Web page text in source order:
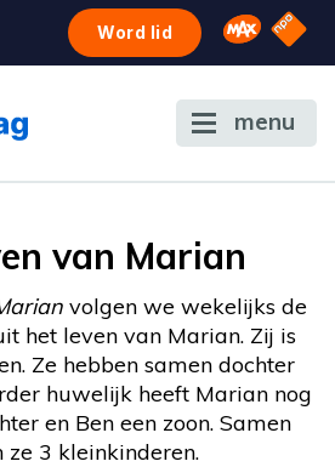
Word lid Omroep
NPO
menu
van Marian
volgen we wekelijks de
het leven van Marian. Zij is
Ze hebben samen dochter
huwelijk heeft Marian nog
en Ben een zoon. Samen
ze 3 kleinkinderen.